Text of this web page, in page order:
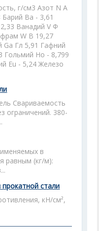
г/см3 Азот N А
Ва - 3,61
Ванадий V Ф
W В 19,27
Ga Гл 5,91 Гафний
Гольмий Но - 8,799
Eu - 5,24 Железо
Свариваемость
ограничений. 380-
в
равным (кг/м):
стали
кН/см²,